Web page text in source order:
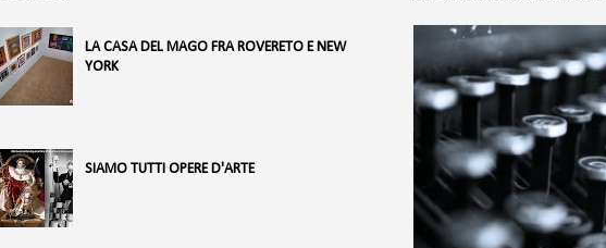
LA CASA DEL MAGO FRA ROVERETO E NEW
YORK
SIAMO TUTTI OPERE D'ARTE